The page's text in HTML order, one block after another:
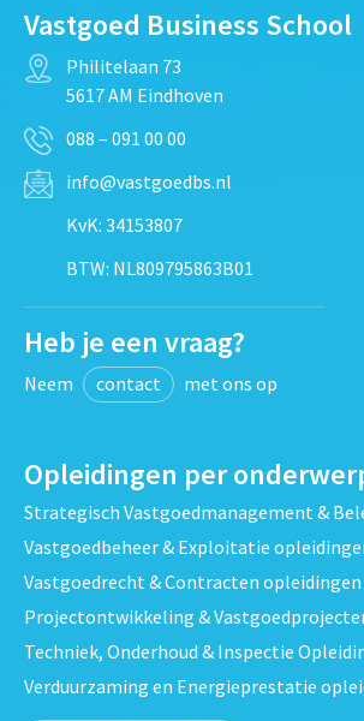
Vastgoed Business School
Philitelaan 73
5617 AM Eindhoven
088 – 091 00 00
info@vastgoedbs.nl
KvK: 34153807
BTW: NL809795863B01
Heb je een vraag?
Neem contact met ons op
Opleidingen per
Strategisch Vastgoedmanagement &
Vastgoedbeheer & Exploitatie
Vastgoedrecht & Contracten opleidingen
Projectontwikkeling &
Techniek, Onderhoud & Inspectie
Verduurzaming en Energieprestatie